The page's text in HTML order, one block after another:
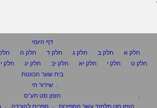
דף היומי
חלק א
חלק ב חלק ג חלק ד חלק ה
חלק ט
חלק י חלק יא חלק יב חלק יג חלק
בית שער הכוונות
שידור חי
הזמן סט תע"ס
הזמן סט תלמוד עשר הספירות
ספרים להורדה